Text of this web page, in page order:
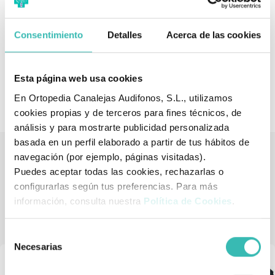
Consentimiento Detalles Acerca de las cookies
Esta página web usa cookies
En Ortopedia Canalejas Audifonos, S.L., utilizamos
cookies propias y de terceros para fines técnicos, de
análisis y para mostrarte publicidad personalizada
basada en un perfil elaborado a partir de tus hábitos de
navegación (por ejemplo, páginas visitadas).
Puedes aceptar todas las cookies, rechazarlas o
configurarlas según tus preferencias. Para más
información, consulta nuestra Política de Cookies .
Necesarias
Talla L: 23-26 cm.
Modelo: Prim 705BG
Tienda de artículos ortopédicos
También podría interesarle